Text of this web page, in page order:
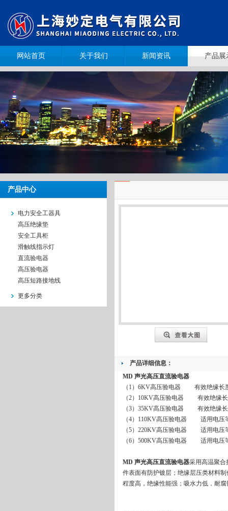
网站首页 关于我们 新闻资讯 产品展
产品中心
电力安全工器具
高压绝缘垫
安全工具柜
滑触线指示灯
直流验电器
高压验电器
高压短路接地线
更多分类
产品详细信息：
MD 声光高压直流验电器
（1）6KV高压验电器 有效绝缘长度
（2）10KV高压验电器 有效绝缘长
（3）35KV高压验电器 有效绝缘长
（4）110KV高压验电器 适用电压
（5）220KV高压验电器 适用电压
（6）500KV高压验电器 适用电压等
MD 声光高压直流验电器采用高温聚合
件表面有防护镀层；绝缘层压类材料
程度高，绝缘性能强；吸水力低，耐腐